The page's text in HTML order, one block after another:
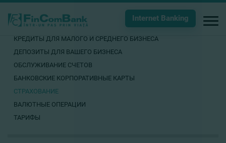
Internet Banking
КРЕДИТЫ ДЛЯ МАЛОГО И СРЕДНЕГО БИЗНЕСА
ДЕПОЗИТЫ ДЛЯ ВАШЕГО БИЗНЕСА
ОБСЛУЖИВАНИЕ СЧЕТОВ
БАНКОВСКИЕ КОРПОРАТИВНЫЕ КАРТЫ
СТРАХОВАНИЕ
ВАЛЮТНЫЕ ОПЕРАЦИИ
ТАРИФЫ